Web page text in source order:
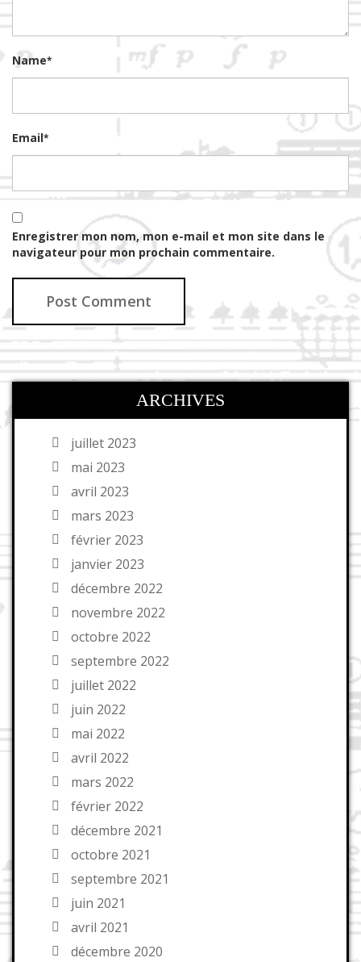
Name*
Email*
Enregistrer mon nom, mon e-mail et mon site dans le
navigateur pour mon prochain commentaire.
ARCHIVES
juillet 2023
mai 2023
avril 2023
mars 2023
février 2023
janvier 2023
décembre 2022
novembre 2022
octobre 2022
septembre 2022
juillet 2022
juin 2022
mai 2022
avril 2022
mars 2022
février 2022
décembre 2021
octobre 2021
septembre 2021
juin 2021
avril 2021
décembre 2020